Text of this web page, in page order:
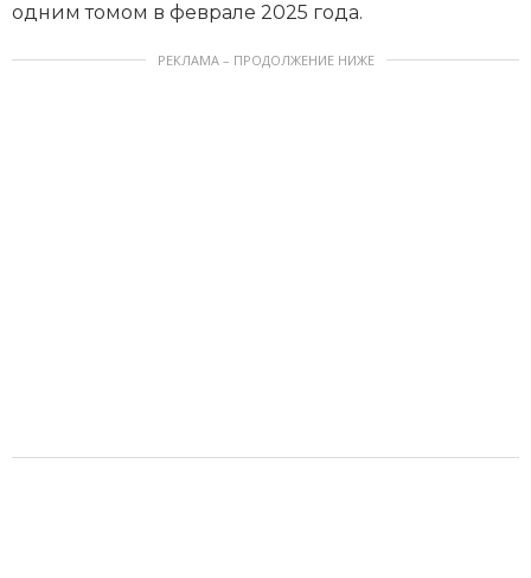
одним томом в феврале 2025 года.
РЕКЛАМА – ПРОДОЛЖЕНИЕ НИЖЕ